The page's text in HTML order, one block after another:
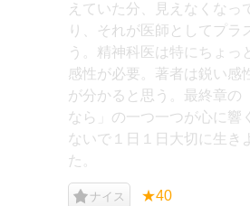
えていた分、見えなくなっ
り、それが医師としてプラ
う。精神科医は特にちょっ
感性が必要。著者は鋭い感
が分かると思う。最終章の
なら」の一つ一つが心に響
ないで１日１日大切に生き
た。
ナイス ★40